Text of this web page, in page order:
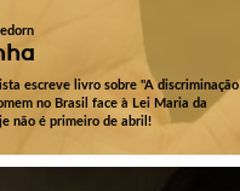
escreve livro sobre "A discriminação
no Brasil face à Lei Maria da
não é primeiro de abril!